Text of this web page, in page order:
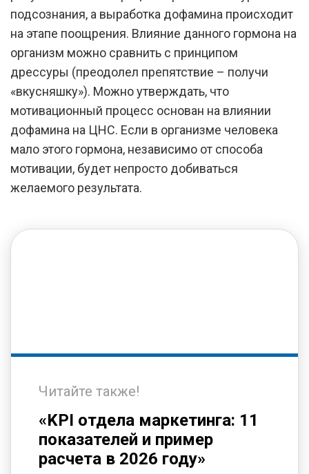
подсознания, а выработка дофамина происходит
на этапе поощрения. Влияние данного гормона на
организм можно сравнить с принципом
дрессуры (преодолел препятствие – получи
«вкусняшку»). Можно утверждать, что
мотивационный процесс основан на влиянии
дофамина на ЦНС. Если в организме человека
мало этого гормона, независимо от способа
мотивации, будет непросто добиваться
желаемого результата.
Читайте также!
«KPI отдела маркетинга: 11
показателей и пример
расчета в 2026 году»